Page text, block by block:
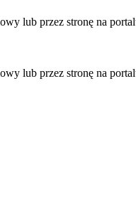
lub przez stronę na
lub przez stronę na